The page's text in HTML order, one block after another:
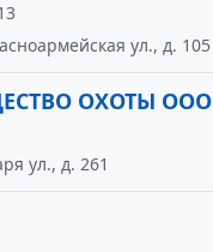
ул., д. 105
ОХОТЫ ООО
ул., д. 261